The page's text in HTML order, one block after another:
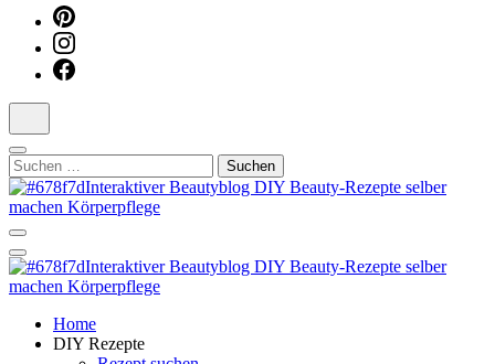
Suchen
nach:
Manuka Magic – Natürlich schön:
Dein interaktiver DIY Beautyblog
Manuka Magic – Natürlich schön:
Dein persönlicher interaktiver DIY Beautyblog
Home
DIY Rezepte